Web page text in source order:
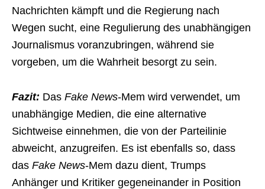
Nachrichten kämpft und die Regierung nach
Wegen sucht, eine Regulierung des unabhängigen
Journalismus voranzubringen, während sie
vorgeben, um die Wahrheit besorgt zu sein.
Fazit: Das Fake News-Mem wird verwendet, um
unabhängige Medien, die eine alternative
Sichtweise einnehmen, die von der Parteilinie
abweicht, anzugreifen. Es ist ebenfalls so, dass
das Fake News-Mem dazu dient, Trumps
Anhänger und Kritiker gegeneinander in Position